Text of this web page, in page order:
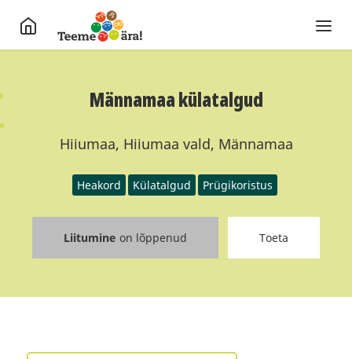
Männamaa külatalgud
Hiiumaa, Hiiumaa vald, Männamaa
Heakord Külatalgud Prügikoristus
Liitumine on lõppenud Toeta